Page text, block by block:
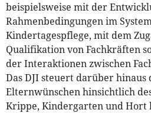
beispielsweise mit der
Rahmenbedingungen im
Kindertagespflege, mit dem
Qualifikation von Fachkräften
der Interaktionen zwischen
Das DJI steuert darüber
Elternwünschen hinsichtlich
Krippe, Kindergarten und Hort